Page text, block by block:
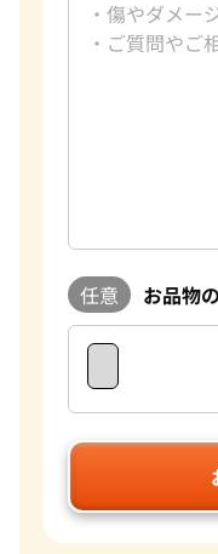
任意 お品物